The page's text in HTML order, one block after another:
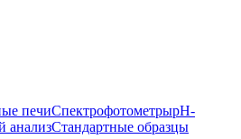
печиСпектрофотометрыpH-
анализСтандартные образцы